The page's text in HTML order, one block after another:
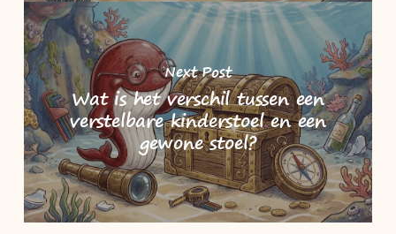
Next Post
Wat is het verschil tussen een
verstelbare kinderstoel en een
gewone stoel?